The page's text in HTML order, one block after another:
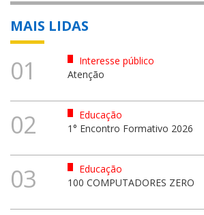
MAIS LIDAS
01
Interesse público
Atenção
02
Educação
1° Encontro Formativo 2026
03
Educação
100 COMPUTADORES ZERO